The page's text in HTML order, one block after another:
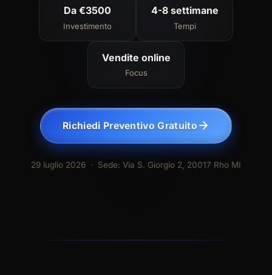
Da €3500
Investimento
4-8 settimane
Tempi
Vendite online
Focus
Richiedi Preventivo Gratuito
29 luglio 2026 · Sede: Via S. Giorgio 2, 20017 Rho MI